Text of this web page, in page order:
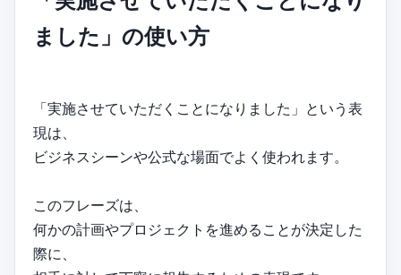
ました」の使い方
「実施させていただくことになりました」という表
現は、
ビジネスシーンや公式な場面でよく使われます。
このフレーズは、
何かの計画やプロジェクトを進めることが決定した
際に、